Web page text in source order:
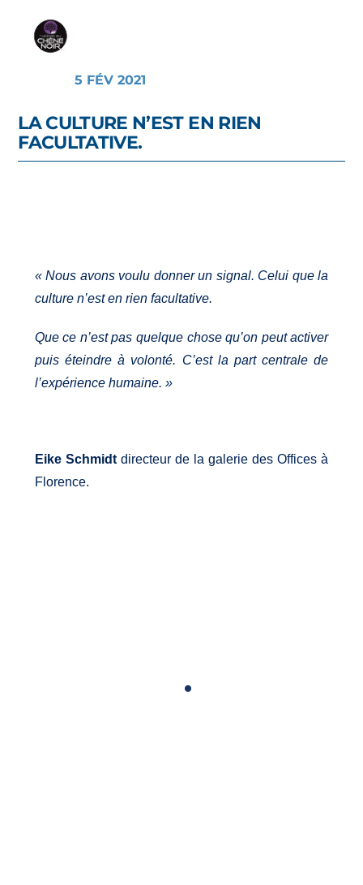
5 FÉV 2021
LA CULTURE N’EST EN RIEN
FACULTATIVE.
« Nous avons voulu donner un signal. Celui que la
culture n’est en rien facultative.
Que ce n’est pas quelque chose qu’on peut activer
puis éteindre à volonté. C’est la part centrale de
l’expérience humaine. »
Eike Schmidt directeur de la galerie des Offices à
Florence.